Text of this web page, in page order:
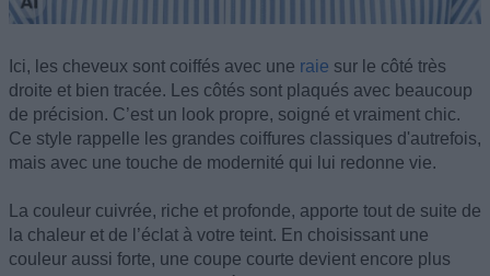
Ici, les cheveux sont coiffés avec une raie sur le côté très
droite et bien tracée. Les côtés sont plaqués avec beaucoup
de précision. C’est un look propre, soigné et vraiment chic.
Ce style rappelle les grandes coiffures classiques d'autrefois,
mais avec une touche de modernité qui lui redonne vie.
La couleur cuivrée, riche et profonde, apporte tout de suite de
la chaleur et de l’éclat à votre teint. En choisissant une
couleur aussi forte, une coupe courte devient encore plus